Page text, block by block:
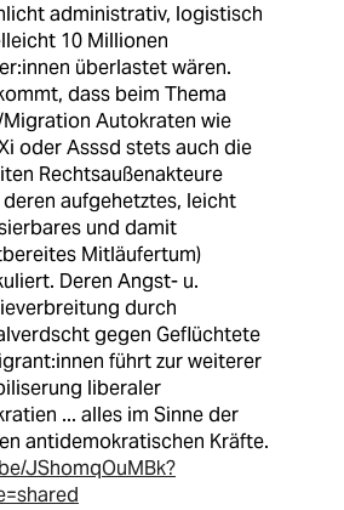
administrativ, logistisch
10 Millionen
überlastet wären.
dass beim Thema
Autokraten wie
oder Asssd stets auch die
Rechtsaußenakteure
deren aufgehetztes, leicht
und damit
Mitläufertum)
Deren Angst- u.
durch
gegen Geflüchtete
führt zur weiterer
liberaler
... alles im Sinne der
antidemokratischen Kräfte.
JShomqOuMBk?